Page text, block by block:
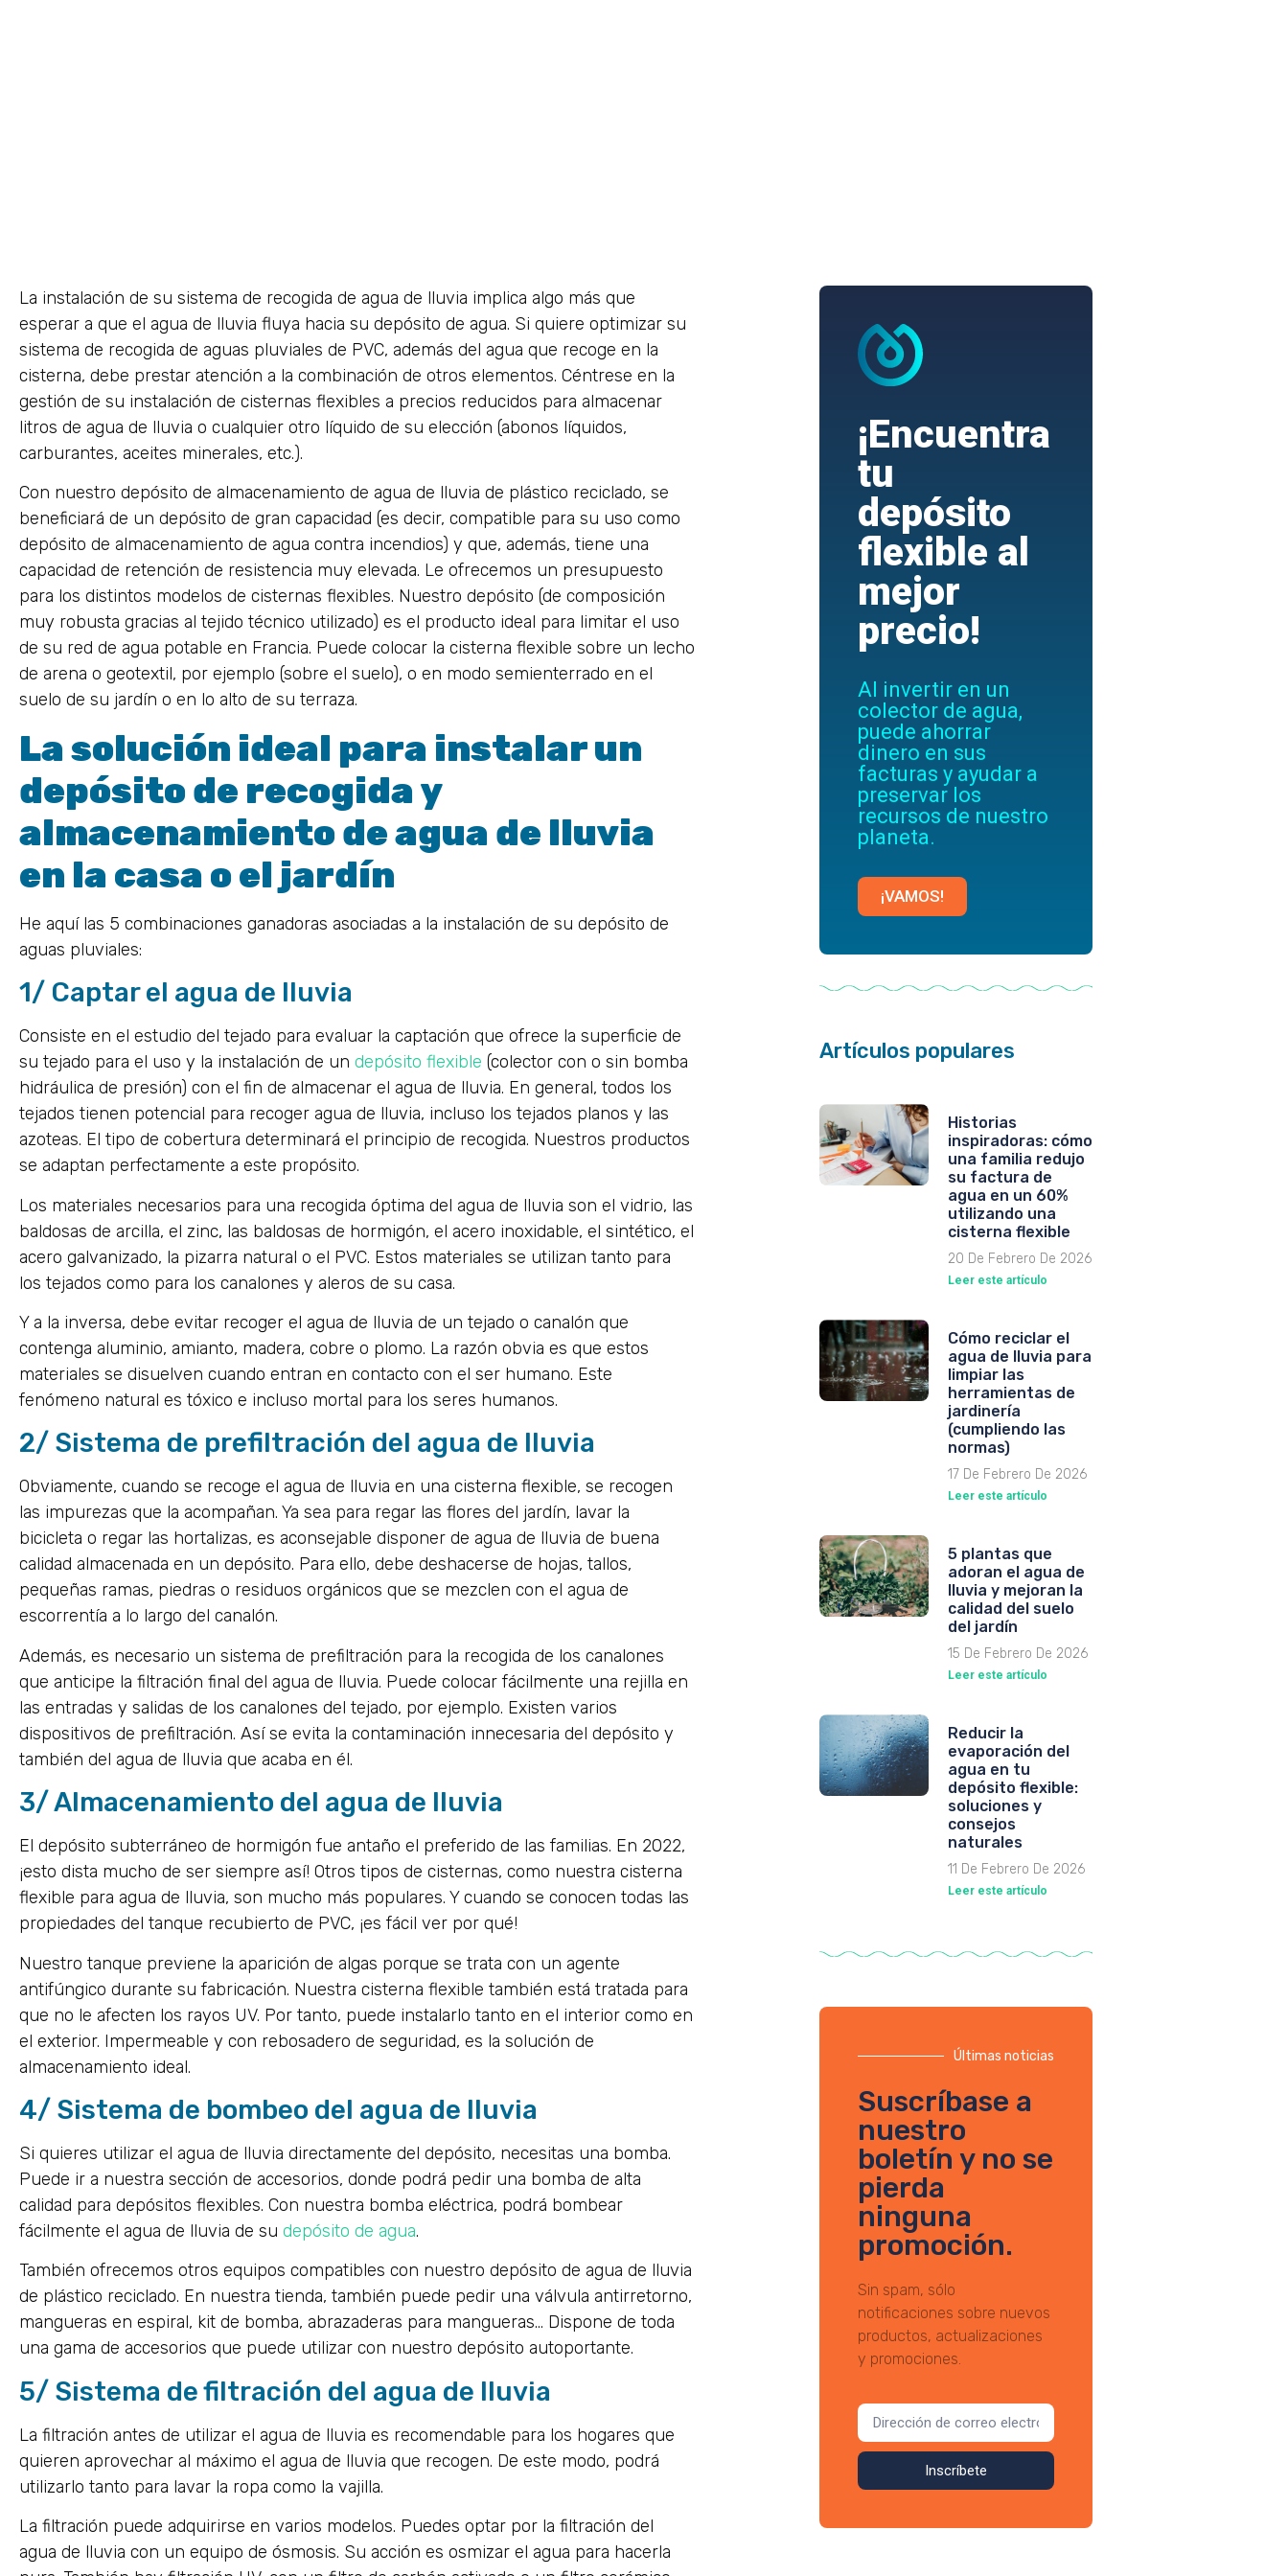
La instalación de su sistema de recogida de agua de lluvia implica algo más que
esperar a que el agua de lluvia fluya hacia su depósito de agua. Si quiere optimizar su
sistema de recogida de aguas pluviales de PVC, además del agua que recoge en la
cisterna, debe prestar atención a la combinación de otros elementos. Céntrese en la
gestión de su instalación de cisternas flexibles a precios reducidos para almacenar
litros de agua de lluvia o cualquier otro líquido de su elección (abonos líquidos,
carburantes, aceites minerales, etc.).
Con nuestro depósito de almacenamiento de agua de lluvia de plástico reciclado, se
beneficiará de un depósito de gran capacidad (es decir, compatible para su uso como
depósito de almacenamiento de agua contra incendios) y que, además, tiene una
capacidad de retención de resistencia muy elevada. Le ofrecemos un presupuesto
para los distintos modelos de cisternas flexibles. Nuestro depósito (de composición
muy robusta gracias al tejido técnico utilizado) es el producto ideal para limitar el uso
de su red de agua potable en Francia. Puede colocar la cisterna flexible sobre un lecho
de arena o geotextil, por ejemplo (sobre el suelo), o en modo semienterrado en el
suelo de su jardín o en lo alto de su terraza.
La solución ideal para instalar un
depósito de recogida y
almacenamiento de agua de lluvia
en la casa o el jardín
He aquí las 5 combinaciones ganadoras asociadas a la instalación de su depósito de
aguas pluviales:
1/ Captar el agua de lluvia
Consiste en el estudio del tejado para evaluar la captación que ofrece la superficie de
su tejado para el uso y la instalación de un depósito flexible (colector con o sin bomba
hidráulica de presión) con el fin de almacenar el agua de lluvia. En general, todos los
tejados tienen potencial para recoger agua de lluvia, incluso los tejados planos y las
azoteas. El tipo de cobertura determinará el principio de recogida. Nuestros productos
se adaptan perfectamente a este propósito.
Los materiales necesarios para una recogida óptima del agua de lluvia son el vidrio, las
baldosas de arcilla, el zinc, las baldosas de hormigón, el acero inoxidable, el sintético, el
acero galvanizado, la pizarra natural o el PVC. Estos materiales se utilizan tanto para
los tejados como para los canalones y aleros de su casa.
Y a la inversa, debe evitar recoger el agua de lluvia de un tejado o canalón que
contenga aluminio, amianto, madera, cobre o plomo. La razón obvia es que estos
materiales se disuelven cuando entran en contacto con el ser humano. Este
fenómeno natural es tóxico e incluso mortal para los seres humanos.
2/ Sistema de prefiltración del agua de lluvia
Obviamente, cuando se recoge el agua de lluvia en una cisterna flexible, se recogen
las impurezas que la acompañan. Ya sea para regar las flores del jardín, lavar la
bicicleta o regar las hortalizas, es aconsejable disponer de agua de lluvia de buena
calidad almacenada en un depósito. Para ello, debe deshacerse de hojas, tallos,
pequeñas ramas, piedras o residuos orgánicos que se mezclen con el agua de
escorrentía a lo largo del canalón.
Además, es necesario un sistema de prefiltración para la recogida de los canalones
que anticipe la filtración final del agua de lluvia. Puede colocar fácilmente una rejilla en
las entradas y salidas de los canalones del tejado, por ejemplo. Existen varios
dispositivos de prefiltración. Así se evita la contaminación innecesaria del depósito y
también del agua de lluvia que acaba en él.
3/ Almacenamiento del agua de lluvia
El depósito subterráneo de hormigón fue antaño el preferido de las familias. En 2022,
¡esto dista mucho de ser siempre así! Otros tipos de cisternas, como nuestra cisterna
flexible para agua de lluvia, son mucho más populares. Y cuando se conocen todas las
propiedades del tanque recubierto de PVC, ¡es fácil ver por qué!
Nuestro tanque previene la aparición de algas porque se trata con un agente
antifúngico durante su fabricación. Nuestra cisterna flexible también está tratada para
que no le afecten los rayos UV. Por tanto, puede instalarlo tanto en el interior como en
el exterior. Impermeable y con rebosadero de seguridad, es la solución de
almacenamiento ideal.
4/ Sistema de bombeo del agua de lluvia
Si quieres utilizar el agua de lluvia directamente del depósito, necesitas una bomba.
Puede ir a nuestra sección de accesorios, donde podrá pedir una bomba de alta
calidad para depósitos flexibles. Con nuestra bomba eléctrica, podrá bombear
fácilmente el agua de lluvia de su depósito de agua.
También ofrecemos otros equipos compatibles con nuestro depósito de agua de lluvia
de plástico reciclado. En nuestra tienda, también puede pedir una válvula antirretorno,
mangueras en espiral, kit de bomba, abrazaderas para mangueras… Dispone de toda
una gama de accesorios que puede utilizar con nuestro depósito autoportante.
5/ Sistema de filtración del agua de lluvia
La filtración antes de utilizar el agua de lluvia es recomendable para los hogares que
quieren aprovechar al máximo el agua de lluvia que recogen. De este modo, podrá
utilizarlo tanto para lavar la ropa como la vajilla.
La filtración puede adquirirse en varios modelos. Puedes optar por la filtración del
agua de lluvia con un equipo de ósmosis. Su acción es osmizar el agua para hacerla
¡Encuentra
tu
depósito
flexible al
mejor
precio!
Al invertir en un
colector de agua,
puede ahorrar
dinero en sus
facturas y ayudar a
preservar los
recursos de nuestro
planeta.
¡VAMOS!
Artículos populares
Historias
inspiradoras: cómo
una familia redujo
su factura de
agua en un 60%
utilizando una
cisterna flexible
20 De Febrero De 2026
Leer este artículo
Cómo reciclar el
agua de lluvia para
limpiar las
herramientas de
jardinería
(cumpliendo las
normas)
17 De Febrero De 2026
Leer este artículo
5 plantas que
adoran el agua de
lluvia y mejoran la
calidad del suelo
del jardín
15 De Febrero De 2026
Leer este artículo
Reducir la
evaporación del
agua en tu
depósito flexible:
soluciones y
consejos
naturales
11 De Febrero De 2026
Leer este artículo
Últimas noticias
Suscríbase a
nuestro
boletín y no se
pierda
ninguna
promoción.
Sin spam, sólo
notificaciones sobre nuevos
productos, actualizaciones
y promociones.
Inscríbete